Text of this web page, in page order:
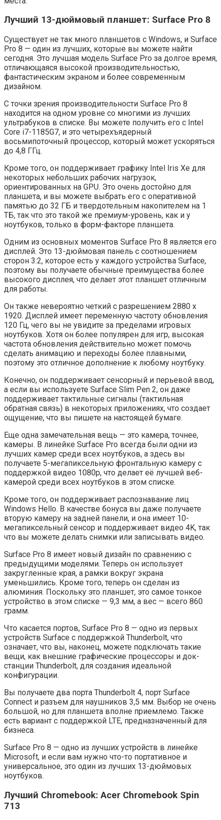
Лучший 13-дюймовый планшет: Surface Pro 8
Существует не так много планшетов с Windows, и Surface
Pro 8 — один из лучших, которые вы можете найти
сегодня. Это лучшая модель Surface Pro за долгое время,
отличающаяся высокой производительностью,
фантастическим экраном и более современным
дизайном.
С точки зрения производительности Surface Pro 8
находится на одном уровне со многими из лучших
ультрабуков в списке. Вы можете получить его с Intel
Core i7-1185G7, и это четырехъядерный
восьмипоточный процессор, который может ускоряться
до 4,8 ГГц.
Кроме того, он поддерживает графику Intel Iris Xe для
некоторых небольших рабочих нагрузок,
ориентированных на GPU. Это очень достойно для
планшета, и вы можете выбрать его с оперативной
памятью до 32 ГБ и твердотельным накопителем на 1
ТБ, так что это такой же премиум-уровень, как и у
ноутбуков, только в форм-факторе планшета.
Одним из основных моментов Surface Pro 8 является его
дисплей. Это 13-дюймовая панель с соотношением
сторон 3:2, которое есть у каждого устройства Surface,
поэтому вы получаете обычные преимущества более
высокого дисплея, что делает этот планшет отличным
для работы.
Он также невероятно четкий с разрешением 2880 x
1920. Дисплей имеет переменную частоту обновления
120 Гц, чего вы не увидите за пределами игровых
ноутбуков. Хотя он более популярен для игр, высокая
частота обновления действительно может помочь
сделать анимацию и переходы более плавными,
поэтому это отличное дополнение к любому ноутбуку.
Конечно, он поддерживает сенсорный и перьевой ввод,
а если вы используете Surface Slim Pen 2, он даже
поддерживает тактильные сигналы (тактильная
обратная связь) в некоторых приложениях, что создает
ощущение, что вы пишете на настоящей бумаге.
Еще одна замечательная вещь — это камера, точнее,
камеры. В линейке Surface Pro всегда были одни из
лучших камер среди всех ноутбуков, а здесь вы
получаете 5-мегапиксельную фронтальную камеру с
поддержкой видео 1080p, что делает её лучшей веб-
камерой среди всех ноутбуков в этом списке.
Кроме того, он поддерживает распознавание лиц
Windows Hello. В качестве бонуса вы даже получаете
вторую камеру на задней панели, и она имеет 10-
мегапиксельный сенсор и поддерживает видео 4K, так
что вы можете делать снимки или записывать видео.
Surface Pro 8 имеет новый дизайн по сравнению с
предыдущими моделями. Теперь он использует
закругленные края, а рамки вокруг экрана
уменьшились. Кроме того, теперь он сделан из
алюминия. Поскольку это планшет, это самое тонкое
устройство в этом списке — 9,3 мм, а вес — всего 860
грамм.
Что касается портов, Surface Pro 8 — одно из первых
устройств Surface с поддержкой Thunderbolt, что
означает, что вы, наконец, можете подключать такие
вещи, как внешние графические процессоры и док-
станции Thunderbolt, для создания идеальной
конфигурации.
Вы получаете два порта Thunderbolt 4, порт Surface
Connect и разъем для наушников 3,5 мм. Выбор не очень
большой, но для планшета вполне приемлемо. Также
есть вариант с поддержкой LTE, предназначенный для
бизнеса.
Surface Pro 8 — одно из лучших устройств в линейке
Microsoft, и если вам нужно что-то портативное и
универсальное, это один из лучших 13-дюймовых
ноутбуков.
Лучший Chromebook: Acer Chromebook Spin
713